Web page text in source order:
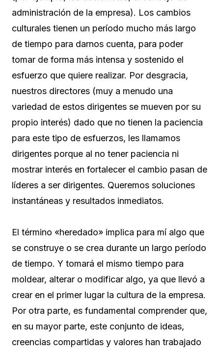
administración de la empresa). Los cambios
culturales tienen un período mucho más largo
de tiempo para darnos cuenta, para poder
tomar de forma más intensa y sostenido el
esfuerzo que quiere realizar. Por desgracia,
nuestros directores (muy a menudo una
variedad de estos dirigentes se mueven por su
propio interés) dado que no tienen la paciencia
para este tipo de esfuerzos, les llamamos
dirigentes porque al no tener paciencia ni
mostrar interés en fortalecer el cambio pasan de
líderes a ser dirigentes. Queremos soluciones
instantáneas y resultados inmediatos.
El término «heredado» implica para mí algo que
se construye o se crea durante un largo período
de tiempo. Y tomará el mismo tiempo para
moldear, alterar o modificar algo, ya que llevó a
crear en el primer lugar la cultura de la empresa.
Por otra parte, es fundamental comprender que,
en su mayor parte, este conjunto de ideas,
creencias compartidas y valores han trabajado